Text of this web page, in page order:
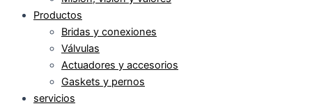
Productos
Bridas y conexiones
Válvulas
Actuadores y accesorios
Gaskets y pernos
servicios